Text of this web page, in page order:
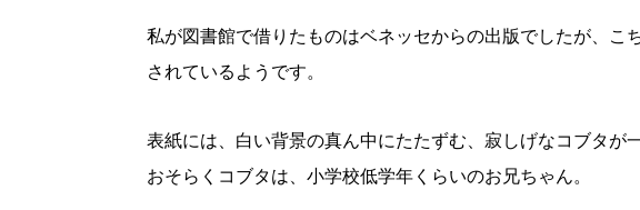
閉じる
私が図書館で借りたものはベネッセからの出版でしたが、こ
されているようです。
表紙には、白い背景の真ん中にたたずむ、寂しげなコブタが一
おそらくコブタは、小学校低学年くらいのお兄ちゃん。